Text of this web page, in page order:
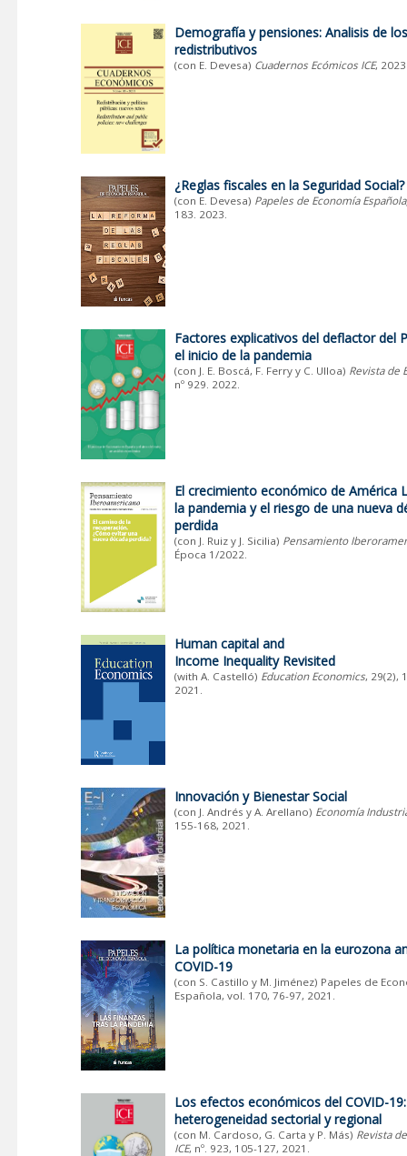
Demografía y pensiones: Analisis de
redistributivos
(con E. Devesa) Cuadernos Ecómicos ICE,
¿Reglas fiscales en la Seguridad Social?
(con E. Devesa) Papeles de Economía
183. 2023.
Factores explicativos del deflactor del
el inicio de la pandemia
(con J. E. Boscá, F. Ferry y C. Ulloa) Revista de
nº 929. 2022.
El crecimiento económico de América
la pandemia y el riesgo de una nueva
perdida
(con J. Ruiz y J. Sicilia) Pensamiento
Época 1/2022.
Human capital and
Income Inequality Revisited
(with A. Castelló) Education Economics, 29(2),
2021.
Innovación y Bienestar Social
(con J. Andrés y A. Arellano) Economía
155-168, 2021.
La política monetaria en la eurozona
COVID-19
(con S. Castillo y M. Jiménez) Papeles de
Española, vol. 170, 76-97, 2021.
Los efectos económicos del COVID-
heterogeneidad sectorial y regional
(con M. Cardoso, G. Carta y P. Más) Revista
ICE, nº. 923, 105-127, 2021.